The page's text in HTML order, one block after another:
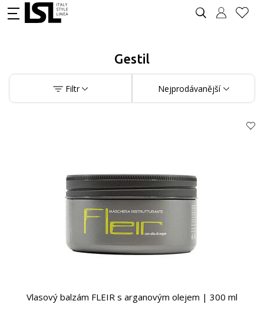
Gestil
Filtr Nejprodávanější
Vlasový balzám FLEIR s arganovým olejem | 300 ml